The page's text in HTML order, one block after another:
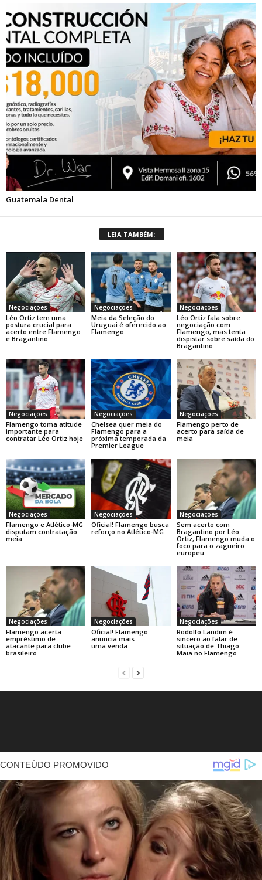
LEIA TAMBÉM:
Negociações
Léo Ortiz tem uma
postura crucial para
acerto entre Flamengo
e Bragantino
Negociações
Meia da Seleção do
Uruguai é oferecido ao
Flamengo
Negociações
Léo Ortiz fala sobre
negociação com
Flamengo, mas tenta
dispistar sobre saída do
Bragantino
Negociações
Flamengo toma atitude
importante para
contratar Léo Ortiz hoje
Negociações
Chelsea quer meia do
Flamengo para a
próxima temporada da
Premier League
Negociações
Flamengo perto de
acerto para saída de
meia
Negociações
Flamengo e Atlético-MG
disputam contratação
meia
Negociações
Oficial! Flamengo busca
reforço no Atlético-MG
Negociações
Sem acerto com
Bragantino por Léo
Ortiz, Flamengo muda o
foco para o zagueiro
europeu
Negociações
Flamengo acerta
empréstimo de
atacante para clube
brasileiro
Negociações
Oficial! Flamengo
anuncia mais
uma venda
Negociações
Rodolfo Landim é
sincero ao falar de
situação de Thiago
Maia no Flamengo